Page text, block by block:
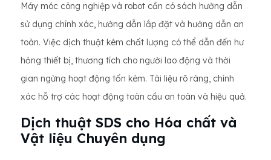
Máy móc công nghiệp và robot cần có sách hướng dẫn
sử dụng chính xác, hướng dẫn lắp đặt và hướng dẫn an
toàn. Việc dịch thuật kém chất lượng có thể dẫn đến hư
hỏng thiết bị, thương tích cho người lao động và thời
gian ngừng hoạt động tốn kém. Tài liệu rõ ràng, chính
xác hỗ trợ các hoạt động toàn cầu an toàn và hiệu quả.
Dịch thuật SDS cho Hóa chất và
Vật liệu Chuyên dụng